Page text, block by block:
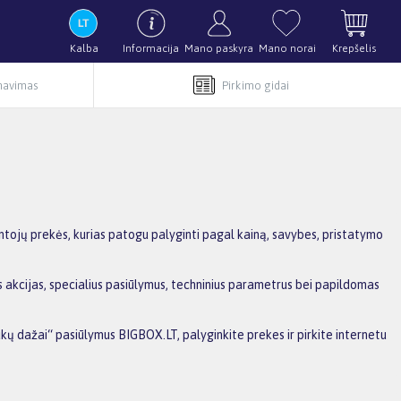
Kalba Informacija Mano paskyra Mano norai Krepšelis
Pirkimo gidai
prekės, kurias patogu palyginti pagal kainą, savybes, pristatymo
specialius pasiūlymus, techninius parametrus bei papildomas
pasiūlymus BIGBOX.LT, palyginkite prekes ir pirkite internetu